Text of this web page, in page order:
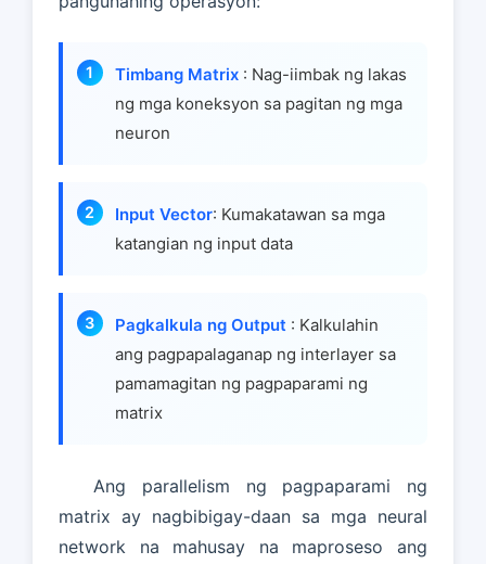
Timbang Matrix : Nag-iimbak ng lakas
ng mga koneksyon sa pagitan ng mga
neuron
Input Vector: Kumakatawan sa mga
katangian ng input data
Pagkalkula ng Output : Kalkulahin
ang pagpapalaganap ng interlayer sa
pamamagitan ng pagpaparami ng
matrix
Ang parallelism ng pagpaparami ng
matrix ay nagbibigay-daan sa mga neural
network na mahusay na maproseso ang